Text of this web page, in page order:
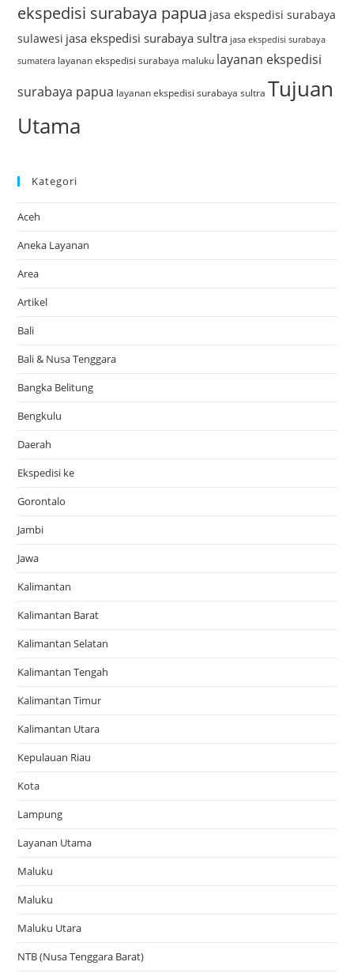
ekspedisi surabaya papua jasa ekspedisi surabaya
sulawesi jasa ekspedisi surabaya sultra jasa ekspedisi surabaya
sumatera layanan ekspedisi surabaya maluku layanan ekspedisi
surabaya papua layanan ekspedisi surabaya sultra Tujuan
Utama
Kategori
Aceh
Aneka Layanan
Area
Artikel
Bali
Bali & Nusa Tenggara
Bangka Belitung
Bengkulu
Daerah
Ekspedisi ke
Gorontalo
Jambi
Jawa
Kalimantan
Kalimantan Barat
Kalimantan Selatan
Kalimantan Tengah
Kalimantan Timur
Kalimantan Utara
Kepulauan Riau
Kota
Lampung
Layanan Utama
Maluku
Maluku
Maluku Utara
NTB (Nusa Tenggara Barat)